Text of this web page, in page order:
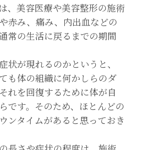
、美容医療や美容整形の施術
赤み、痛み、内出血などの
常の生活に戻るまでの期間
状が現れるのかというと、
も体の組織に何かしらのダ
れを回復するために体が自
です。そのため、ほとんどの
ンタイムがあると思っておき